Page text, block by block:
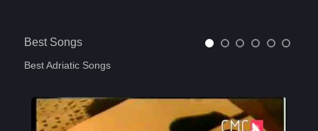
Best Songs
Best Adriatic Songs